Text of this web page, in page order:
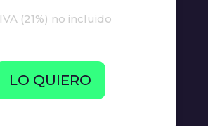
IVA (21%) no incluido
LO QUIERO